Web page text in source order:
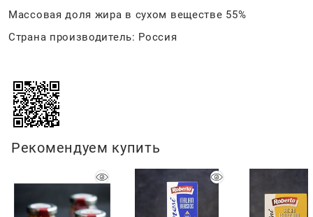
Массовая доля жира в сухом веществе 55%
Страна производитель: Россия
Рекомендуем купить